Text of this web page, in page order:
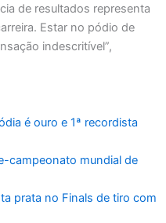
de resultados representa
Estar no pódio de
indescritível”,
é ouro e 1ª recordista
campeonato mundial de
prata no Finals de tiro com